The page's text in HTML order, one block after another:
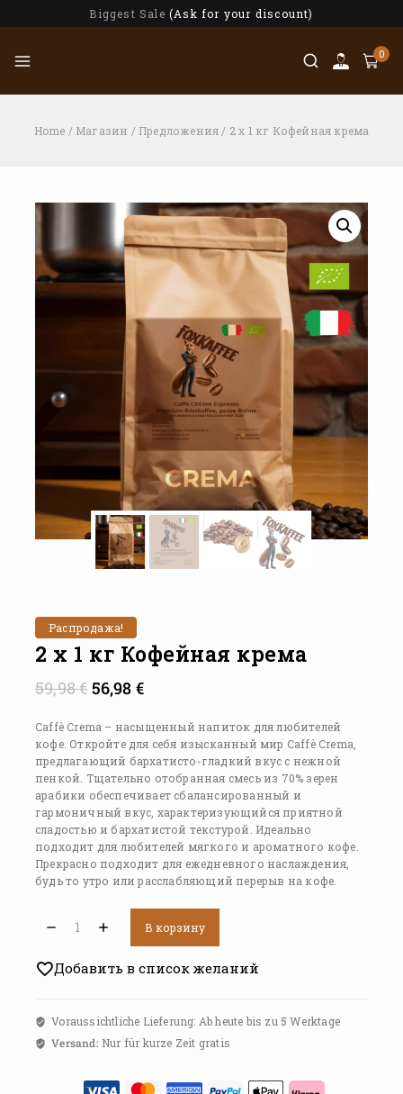
Biggest Sale (Ask for your discount)
0
Home / Магазин / Предложения / 2 x 1 кг Кофейная крема
Распродажа!
2 x 1 кг Кофейная крема
59,98€56,98 €
Caffè Crema – насыщенный напиток для любителей
кофе. Откройте для себя изысканный мир Caffè Crema,
предлагающий бархатисто-гладкий вкус с нежной
пенкой. Тщательно отобранная смесь из 70% зерен
арабики обеспечивает сбалансированный и
гармоничный вкус, характеризующийся приятной
сладостью и бархатистой текстурой. Идеально
подходит для любителей мягкого и ароматного кофе.
Прекрасно подходит для ежедневного наслаждения,
будь то утро или расслабляющий перерыв на кофе.
В корзину
Добавить в список желаний
Voraussichtliche Lieferung: Ab heute bis zu 5 Werktage
Versand: Nur für kurze Zeit gratis